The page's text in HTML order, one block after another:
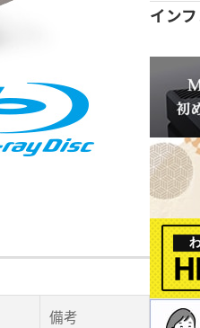
備考
イン